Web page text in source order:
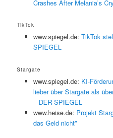
Crashes After Melania’s
TikTok
www.spiegel.de: TikTok
SPIEGEL
Stargate
www.spiegel.de: KI-
lieber über Stargate als
– DER SPIEGEL
www.heise.de: Projekt
das Geld nicht”